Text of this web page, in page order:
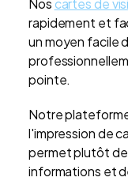
Noscartes de
rapidement et
un moyen facile
pointe.
Notre
l'impression de
permet plutôt
informations et